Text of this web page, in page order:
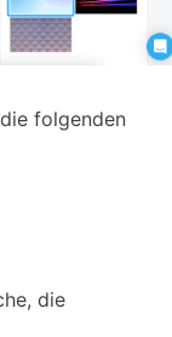
folgenden
die